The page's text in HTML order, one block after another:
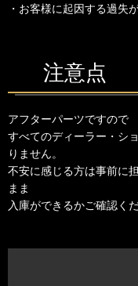
・お客様に起因する過失
注意点
アフターパーツですので
すべてのディーラー・シ
りません。
不安に感じる方は事前に
まま
入庫ができるかご確認くだ